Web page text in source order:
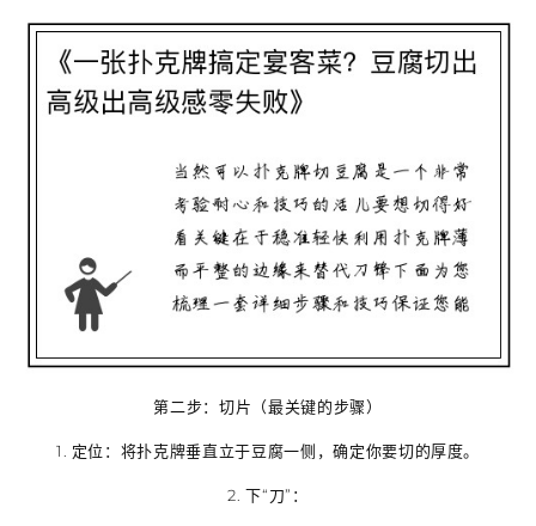
第二步：切片（最关键的步骤）
1. 定位 ：将扑克牌垂直立于豆腐一侧，确定你要切的厚度。
2.下“刀” ：